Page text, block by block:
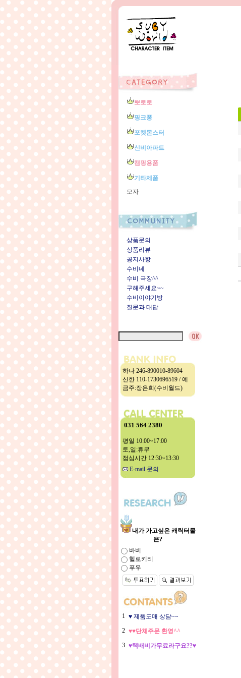
뽀로로
핑크퐁
포켓몬스터
신비아파트
캠핑용품
기타제품
모자
상품문의
상품리뷰
공지사항
수비네
수비 극장^^
구해주세요~~
수비이야기방
질문과 대답
하나 246-890010-89604
신한 110-1730696519 / 예
금주:장은희(수비월드)
031 564 2380
평일 10:00~17:00
토,일:휴무
점심시간 12:30~13:30
E-mail 문의
내가 가고싶은 캐릭터몰
은?
바비
헬로키티
푸우
1 ♥ 제품도매 상담~~
2 ♥♥단체주문 환영^^
3 ♥택배비가무료라구요??♥